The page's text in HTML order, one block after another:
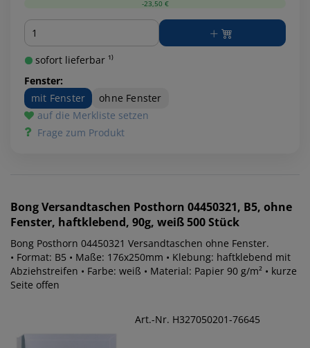
-23,50 €
Menge
sofort lieferbar ¹⁾
Fenster:
mit Fenster
ohne Fenster
auf die Merkliste setzen
Frage zum Produkt
BongVersandtaschen Posthorn 04450321, B5, ohne
Fenster, haftklebend, 90g, weiß 500 Stück
Bong Posthorn 04450321 Versandtaschen ohne Fenster.
• Format: B5 • Maße: 176x250mm • Klebung: haftklebend mit
Abziehstreifen • Farbe: weiß • Material: Papier 90 g/m² • kurze
Seite offen
Art.-Nr. H327050201-76645